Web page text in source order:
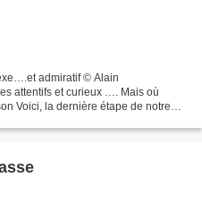
admiratif © Alain
attentifs et curieux …. Mais où
Voici, la dernière étape de notre